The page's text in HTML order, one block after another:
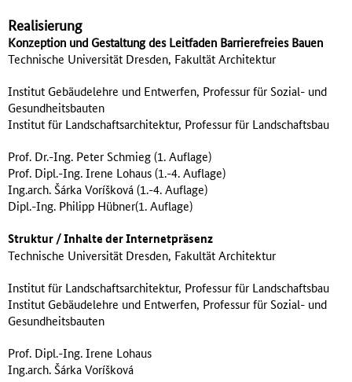
Realisierung
Konzeption und Gestaltung des Leitfaden Barrierefreies Bauen
Technische Universität Dresden, Fakultät Architektur
Institut Gebäudelehre und Entwerfen, Professur für Sozial- und
Gesundheitsbauten
Institut für Landschaftsarchitektur, Professur für Landschaftsbau
Prof. Dr.-Ing. Peter Schmieg (1. Auflage)
Prof. Dipl.-Ing. Irene Lohaus (1.-4. Auflage)
Ing.arch. Šárka Voríšková (1.-4. Auflage)
Dipl.-Ing. Philipp Hübner(1. Auflage)
Struktur / Inhalte der Internetpräsenz
Technische Universität Dresden, Fakultät Architektur
Institut für Landschaftsarchitektur, Professur für Landschaftsbau
Institut Gebäudelehre und Entwerfen, Professur für Sozial- und
Gesundheitsbauten
Prof. Dipl.-Ing. Irene Lohaus
Ing.arch. Šárka Voríšková